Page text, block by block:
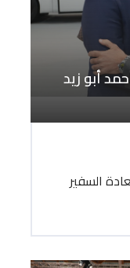
أبو زيد
السفير